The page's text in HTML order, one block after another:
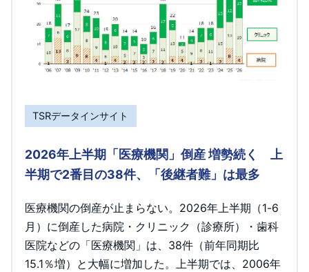
TSRデータインサイト
2026年上半期「医療機関」倒産 増勢続く 上
半期で2番目の38件、「後継者難」は最多
医療機関の倒産が止まらない。2026年上半期（1-6
月）に倒産した病院・クリニック（診療所）・歯科
医院などの「医療機関」は、38件（前年同期比
15.1％増）と大幅に増加した。上半期では、2006年